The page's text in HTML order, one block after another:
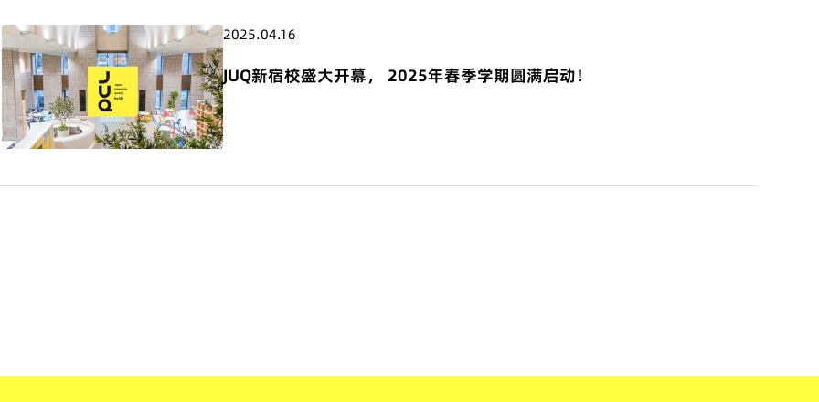
2025.04.16
JUQ新宿校盛大开幕， 2025年春季学期圆满启动！